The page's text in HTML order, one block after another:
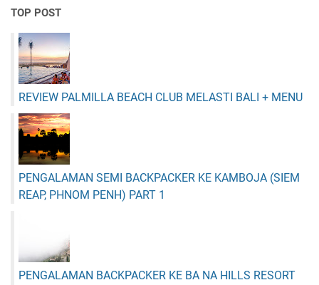
TOP POST
REVIEW PALMILLA BEACH CLUB MELASTI BALI + MENU
PENGALAMAN SEMI BACKPACKER KE KAMBOJA (SIEM
REAP, PHNOM PENH) PART 1
PENGALAMAN BACKPACKER KE BA NA HILLS RESORT